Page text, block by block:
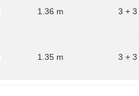
1.36 m 3 + 3
1.35 m 3 + 3